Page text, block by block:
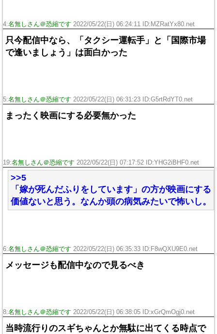
4:名無しさん＠恐縮です 2022/05/22(日) 06:24:11 ID:MZRatYx80.net
只今配信中なら、「タクシー運転手」と「国際市場
で逢いましょう」は面白かった
5:名無しさん＠恐縮です 2022/05/22(日) 06:31:23 ID:G5rtRdYT0.net
まったく映画にする必要無かった
19:名無しさん＠恐縮です 2022/05/22(日) 07:17:52 ID:YHG2iBHF0.net
>>5
「嫁が死んだふりをしています」の方が映画にする
価値ないと思う。なんか頭の病気みたいで怖いし。
6:名無しさん＠恐縮です 2022/05/22(日) 06:35:33 ID:F8wQXU9E0.net
メッセージも配信中なので見るべき
8:名無しさん＠恐縮です 2022/05/22(日) 06:38:05 ID:xGrQmOgj0.net
当時流行りのスギちゃんとか無駄に出てくる時点で